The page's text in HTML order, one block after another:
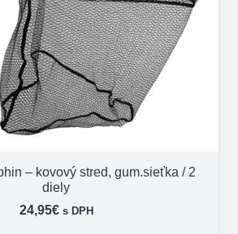
– kovový stred, gum.sieťka / 2
diely
24,95€ s DPH